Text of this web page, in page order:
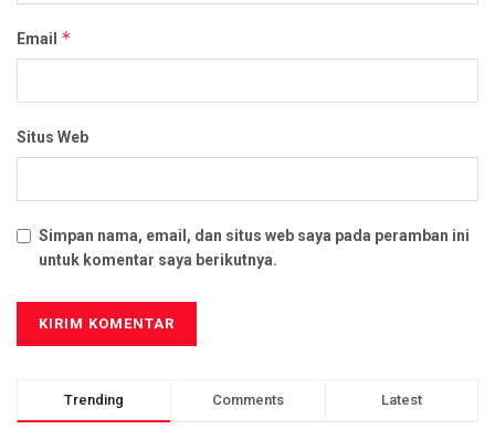
Email *
Situs Web
Simpan nama, email, dan situs web saya pada peramban ini
untuk komentar saya berikutnya.
Trending Comments Latest